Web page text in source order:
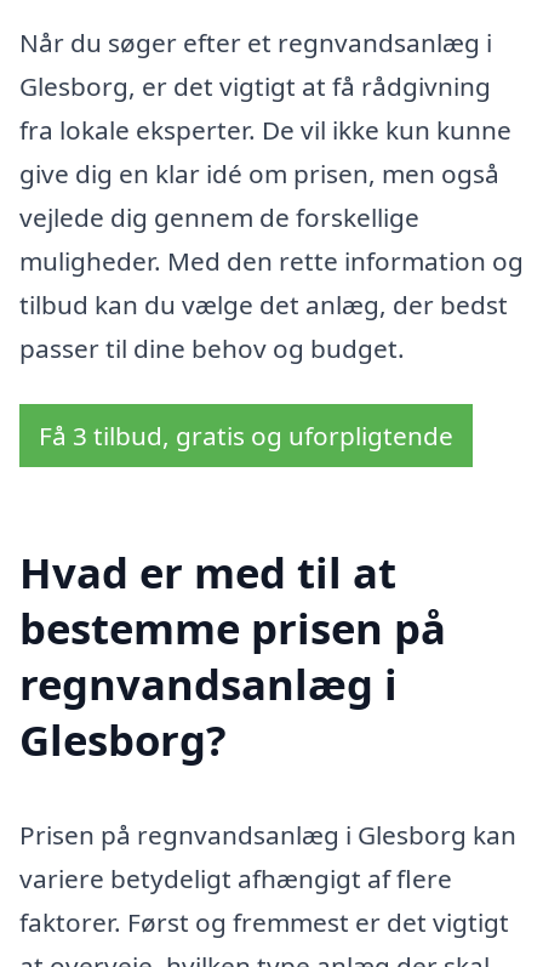
Når du søger efter et regnvandsanlæg i
Glesborg, er det vigtigt at få rådgivning
fra lokale eksperter. De vil ikke kun kunne
give dig en klar idé om prisen, men også
vejlede dig gennem de forskellige
muligheder. Med den rette information og
tilbud kan du vælge det anlæg, der bedst
passer til dine behov og budget.
Få 3 tilbud, gratis og uforpligtende
Hvad er med til at
bestemme prisen på
regnvandsanlæg i
Glesborg?
Prisen på regnvandsanlæg i Glesborg kan
variere betydeligt afhængigt af flere
faktorer. Først og fremmest er det vigtigt